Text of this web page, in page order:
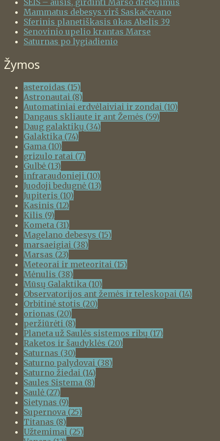
SEIS – ausis, girdinti Marso drebėjimus
Mammatus debesys virš Saskačevano
Sferinis planetiškasis ūkas Abelis 39
Senovinio upelio krantas Marse
Saturnas po lygiadienio
Žymos
asteroidas (15)
Astronautai (8)
Automatiniai erdvėlaiviai ir zondai (10)
Dangaus skliaute ir ant Žemės (59)
Daug galaktikų (34)
Galaktika (74)
Gama (10)
grizulo ratai (7)
Gulbė (13)
infraraudonieji (10)
Juodoji bedugnė (13)
Jupiteris (10)
Kasinis (12)
Kilis (9)
Kometa (31)
Magelano debesys (15)
marsaeigiai (38)
Marsas (23)
Meteorai ir meteoritai (15)
Mėnulis (38)
Mūsų Galaktika (10)
Observatorijos ant žemės ir teleskopai (14)
Orbitinė stotis (20)
orionas (20)
peržiūrėti (8)
Planeta už Saulės sistemos ribų (17)
Raketos ir šaudyklės (20)
Saturnas (30)
Saturno palydovai (38)
Saturno žiedai (14)
Saules Sistema (8)
Saulė (27)
Sietynas (9)
Supernova (25)
Titanas (8)
Užtemimai (25)